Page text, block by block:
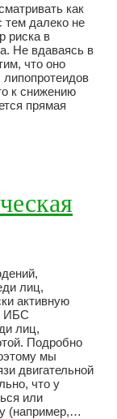
как
тем далеко не
риска в
Не вдаваясь в
что оно
к снижению
прямая
лиц,
активную
ИБС
лиц,
Подробно
мы
двигательной
что у
или
(например,…